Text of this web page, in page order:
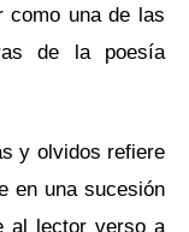
como una de las
de la poesía
y olvidos refiere
en una sucesión
al lector verso a